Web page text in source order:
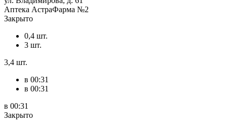
Аптека АстраФарма №2
Закрыто
0,4 шт.
3 шт.
3,4 шт.
в 00:31
в 00:31
в 00:31
Закрыто